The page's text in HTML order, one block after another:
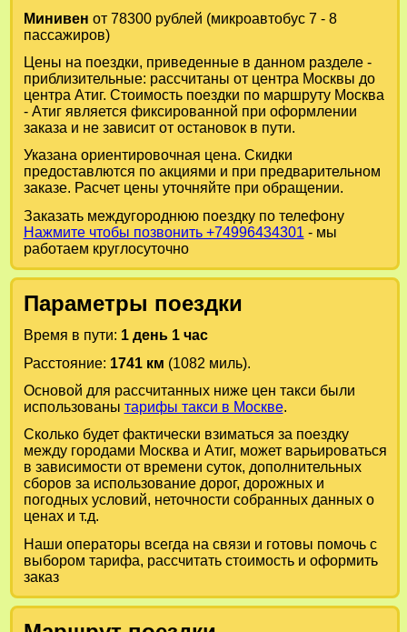
Минивен от 78300 рублей (микроавтобус 7 - 8
пассажиров)
Цены на поездки, приведенные в данном разделе -
приблизительные: рассчитаны от центра Москвы до
центра Атиг. Стоимость поездки по маршруту Москва
- Атиг является фиксированной при оформлении
заказа и не зависит от остановок в пути.
Указана ориентировочная цена. Скидки
предоставлются по акциями и при предварительном
заказе. Расчет цены уточняйте при обращении.
Заказать междугороднюю поездку по телефону
Нажмите чтобы позвонить +74996434301 - мы
работаем круглосуточно
Параметры поездки
Время в пути: 1 день 1 час
Расстояние: 1741 км (1082 миль).
Основой для рассчитанных ниже цен такси были
использованы тарифы такси в Москве.
Сколько будет фактически взиматься за поездку
между городами Москваи Атиг, может варьироваться
в зависимости от времени суток, дополнительных
сборов за использование дорог, дорожных и
погодных условий, неточности собранных данных о
ценах и т.д.
Наши операторы всегда на связи и готовы помочь с
выбором тарифа, рассчитать стоимость и оформить
заказ